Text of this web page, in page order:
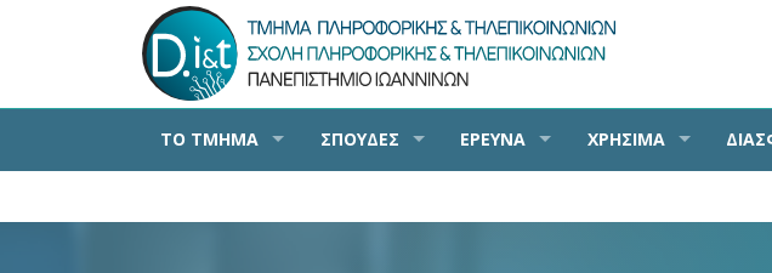
ΤΟ ΤΜΗΜΑ ΣΠΟΥΔΕΣ ΕΡΕΥΝΑ ΧΡΗΣΙΜΑ